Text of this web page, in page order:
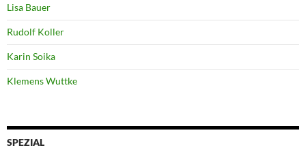
Lisa Bauer
Rudolf Koller
Karin Soika
Klemens Wuttke
SPEZIAL